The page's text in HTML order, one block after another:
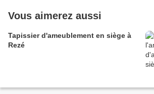
Vous aimerez aussi
Tapissier d'ameublement en siège à
Rezé